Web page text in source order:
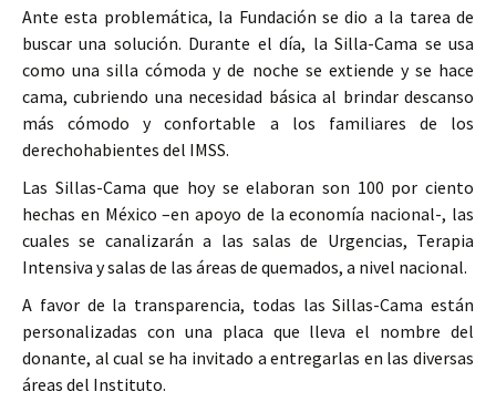
Ante esta problemática, la Fundación se dio a la tarea de
buscar una solución. Durante el día, la Silla-Cama se usa
como una silla cómoda y de noche se extiende y se hace
cama, cubriendo una necesidad básica al brindar descanso
más cómodo y confortable a los familiares de los
derechohabientes del IMSS.
Las Sillas-Cama que hoy se elaboran son 100 por ciento
hechas en México –en apoyo de la economía nacional-, las
cuales se canalizarán a las salas de Urgencias, Terapia
Intensiva y salas de las áreas de quemados, a nivel nacional.
A favor de la transparencia, todas las Sillas-Cama están
personalizadas con una placa que lleva el nombre del
donante, al cual se ha invitado a entregarlas en las diversas
áreas del Instituto.